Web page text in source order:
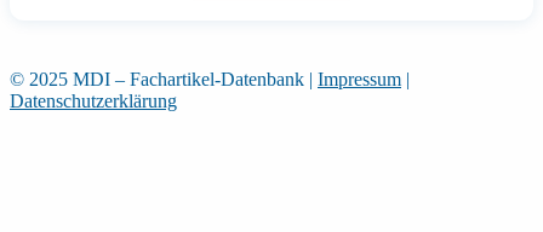
© 2025 MDI – Fachartikel-Datenbank | Impressum |
Datenschutzerklärung